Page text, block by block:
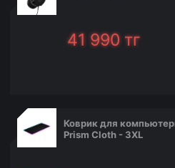
41 990тг
Коврик для
Prism Cloth - 3XL